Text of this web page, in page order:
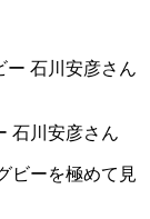
石川安彦さん
ビーを極めて見